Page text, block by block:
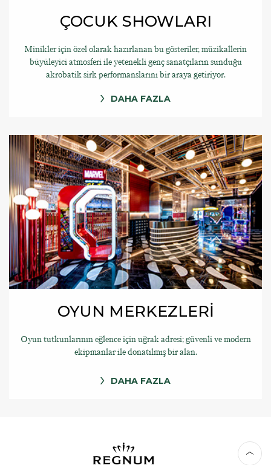
ÇOCUK SHOWLARI
Minikler için özel olarak hazırlanan bu gösteriler, müzikallerin
büyüleyici atmosferi ile yetenekli genç sanatçıların sunduğu
akrobatik sirk performanslarını bir araya getiriyor.
DAHA FAZLA
OYUN MERKEZLERİ
Oyun tutkunlarının eğlence için uğrak adresi; güvenli ve modern
ekipmanlar ile donatılmış bir alan.
DAHA FAZLA